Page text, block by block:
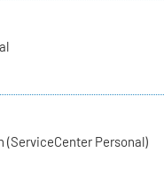
(ServiceCenter Personal)